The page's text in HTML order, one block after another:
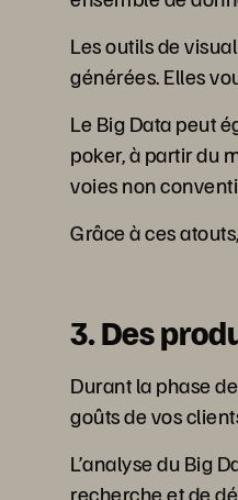
Les outils de
générées. Elles
Le Big Data peut
poker, à partir du
voies non
Grâce à ces
3. Des
Durant la phase
goûts de vos
L’analyse du Big
recherche et de